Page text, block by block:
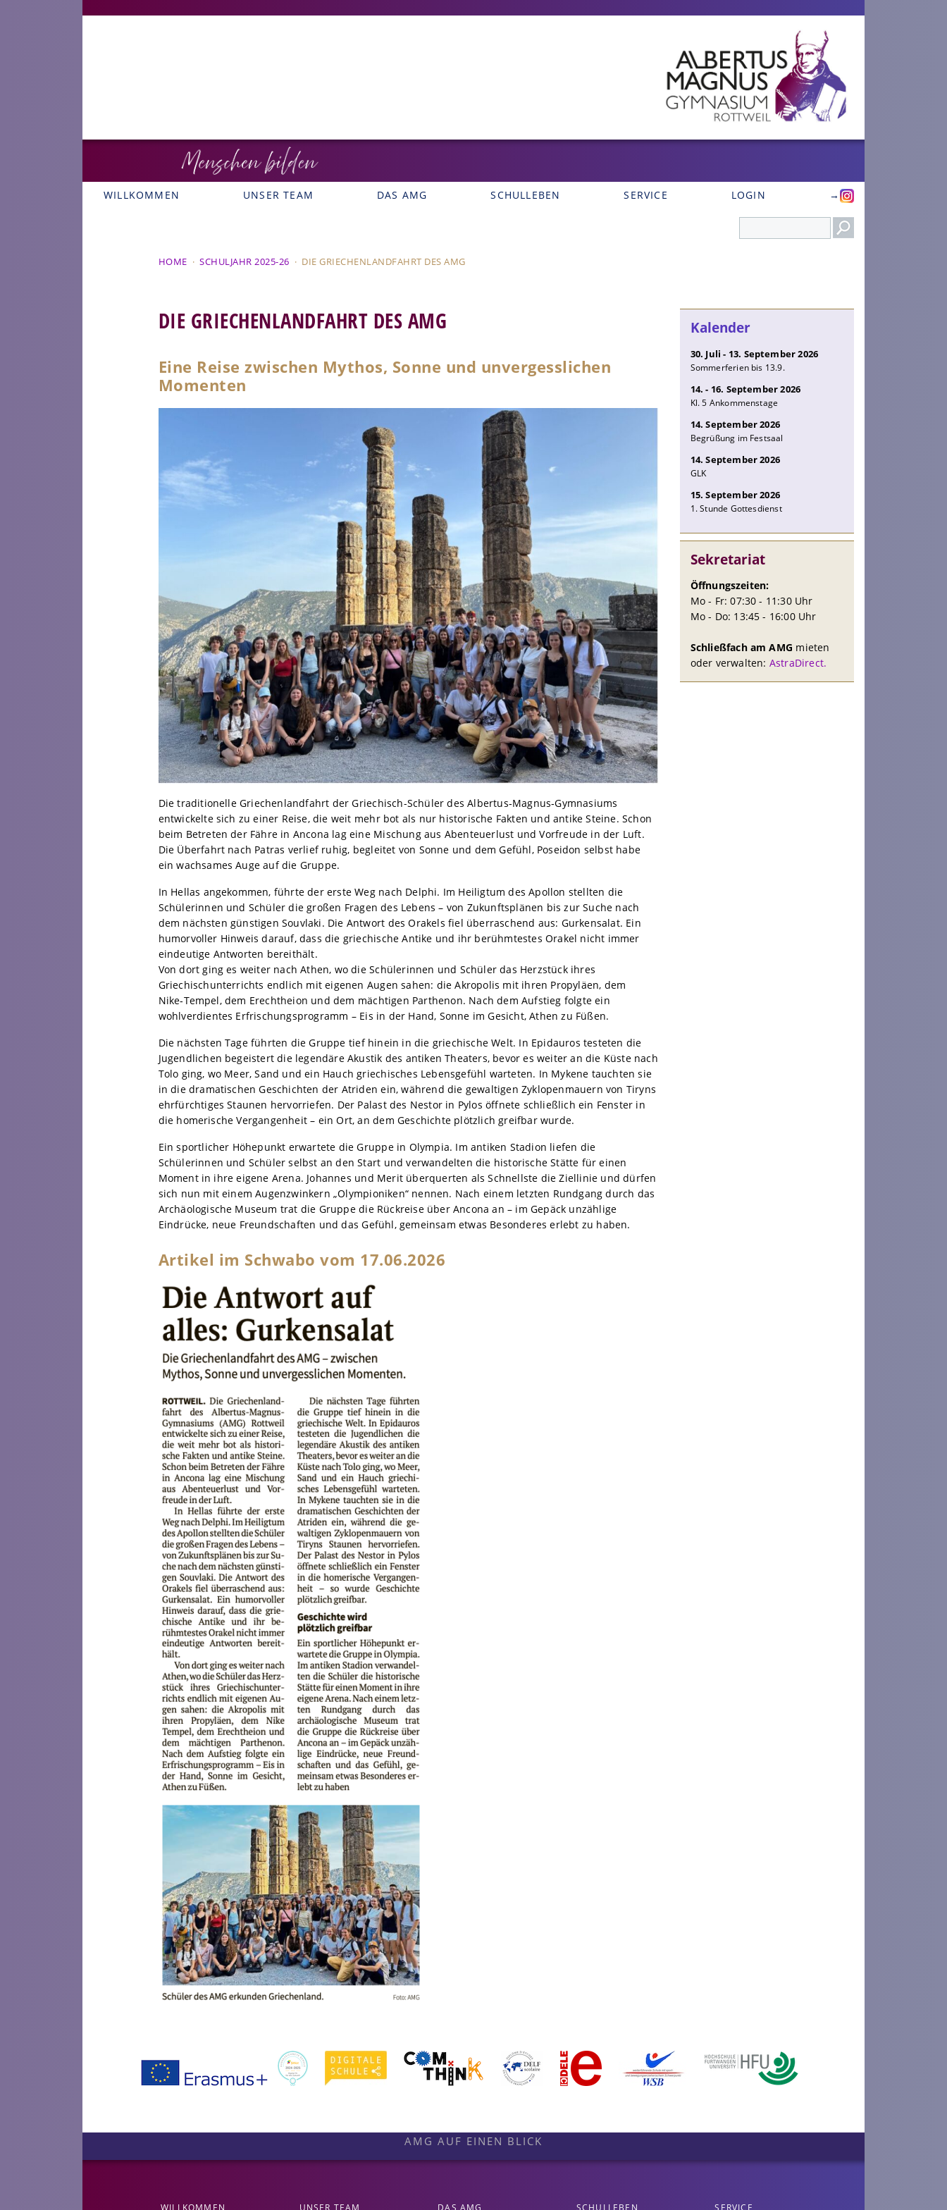
WILLKOMMEN UNSER TEAM DAS AMG SCHULLEBEN SERVICE LOGIN →
HOME · SCHULJAHR 2025-26 · DIE GRIECHENLANDFAHRT DES AMG
DIE GRIECHENLANDFAHRT DES AMG
Eine Reise zwischen Mythos, Sonne und unvergesslichen
Momenten
Die traditionelle Griechenlandfahrt der Griechisch-Schüler des Albertus‑Magnus‑Gymnasiums
entwickelte sich zu einer Reise, die weit mehr bot als nur historische Fakten und antike Steine. Schon
beim Betreten der Fähre in Ancona lag eine Mischung aus Abenteuerlust und Vorfreude in der Luft.
Die Überfahrt nach Patras verlief ruhig, begleitet von Sonne und dem Gefühl, Poseidon selbst habe
ein wachsames Auge auf die Gruppe.
In Hellas angekommen, führte der erste Weg nach Delphi. Im Heiligtum des Apollon stellten die
Schülerinnen und Schüler die großen Fragen des Lebens – von Zukunftsplänen bis zur Suche nach
dem nächsten günstigen Souvlaki. Die Antwort des Orakels fiel überraschend aus: Gurkensalat. Ein
humorvoller Hinweis darauf, dass die griechische Antike und ihr berühmtestes Orakel nicht immer
eindeutige Antworten bereithält.
Von dort ging es weiter nach Athen, wo die Schülerinnen und Schüler das Herzstück ihres
Griechischunterrichts endlich mit eigenen Augen sahen: die Akropolis mit ihren Propyläen, dem
Nike‑Tempel, dem Erechtheion und dem mächtigen Parthenon. Nach dem Aufstieg folgte ein
wohlverdientes Erfrischungsprogramm – Eis in der Hand, Sonne im Gesicht, Athen zu Füßen.
Die nächsten Tage führten die Gruppe tief hinein in die griechische Welt. In Epidauros testeten die
Jugendlichen begeistert die legendäre Akustik des antiken Theaters, bevor es weiter an die Küste nach
Tolo ging, wo Meer, Sand und ein Hauch griechisches Lebensgefühl warteten. In Mykene tauchten sie
in die dramatischen Geschichten der Atriden ein, während die gewaltigen Zyklopenmauern von Tiryns
ehrfürchtiges Staunen hervorriefen. Der Palast des Nestor in Pylos öffnete schließlich ein Fenster in
die homerische Vergangenheit – ein Ort, an dem Geschichte plötzlich greifbar wurde.
Ein sportlicher Höhepunkt erwartete die Gruppe in Olympia. Im antiken Stadion liefen die
Schülerinnen und Schüler selbst an den Start und verwandelten die historische Stätte für einen
Moment in ihre eigene Arena. Johannes und Merit überquerten als Schnellste die Ziellinie und dürfen
sich nun mit einem Augenzwinkern „Olympioniken“ nennen. Nach einem letzten Rundgang durch das
Archäologische Museum trat die Gruppe die Rückreise über Ancona an – im Gepäck unzählige
Eindrücke, neue Freundschaften und das Gefühl, gemeinsam etwas Besonderes erlebt zu haben.
Artikel im Schwabo vom 17.06.2026
Kalender
30. Juli - 13. September 2026
Sommerferien bis 13.9.
14. - 16. September 2026
Kl. 5 Ankommenstage
14. September 2026
Begrüßung im Festsaal
14. September 2026
GLK
15. September 2026
1. Stunde Gottesdienst
Sekretariat
Öffnungszeiten:
Mo - Fr: 07:30 - 11:30 Uhr
Mo - Do: 13:45 - 16:00 Uhr
Schließfach am AMG mieten
oder verwalten: AstraDirect.
AMG AUF EINEN BLICK